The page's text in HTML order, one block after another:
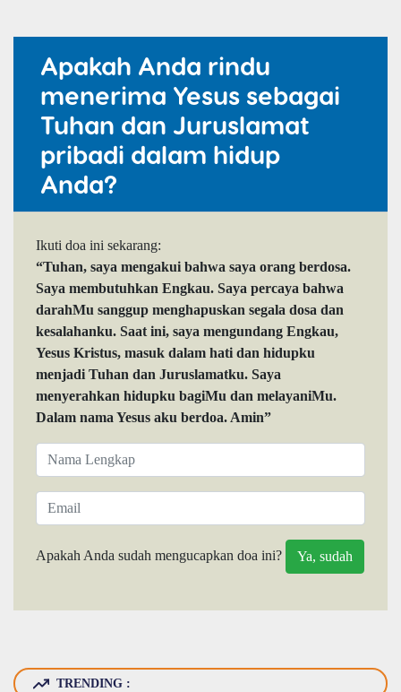
Apakah Anda rindu
menerima Yesus sebagai
Tuhan dan Juruslamat
pribadi dalam hidup
Anda?
Ikuti doa ini sekarang:
“Tuhan, saya mengakui bahwa saya orang berdosa.
Saya membutuhkan Engkau. Saya percaya bahwa
darahMu sanggup menghapuskan segala dosa dan
kesalahanku. Saat ini, saya mengundang Engkau,
Yesus Kristus, masuk dalam hati dan hidupku
menjadi Tuhan dan Juruslamatku. Saya
menyerahkan hidupku bagiMu dan melayaniMu.
Dalam nama Yesus aku berdoa. Amin”
Apakah Anda sudah mengucapkan doa ini?
TRENDING :